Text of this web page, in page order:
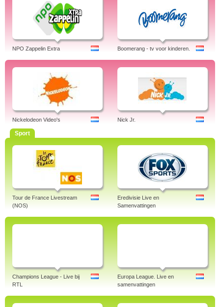
NPO Zappelin Extra Boomerang - tv voor kinderen.
Nickelodeon Video's Nick Jr.
Sport
Tour de France Livestream
(NOS)
Eredivisie Live en
Samenvattingen
Champions League - Live bij
RTL
Europa League. Live en
samenvattingen